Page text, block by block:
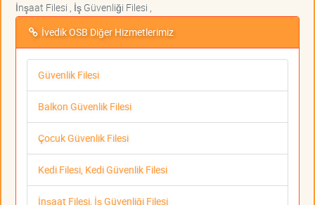
İnşaat Filesi , İş Güvenliği Filesi ,
İvedik OSB Diğer Hizmetlerimiz
Güvenlik Filesi
Balkon Güvenlik Filesi
Çocuk Güvenlik Filesi
Kedi Filesi, Kedi Güvenlik Filesi
İnşaat Filesi, İş Güvenliği Filesi